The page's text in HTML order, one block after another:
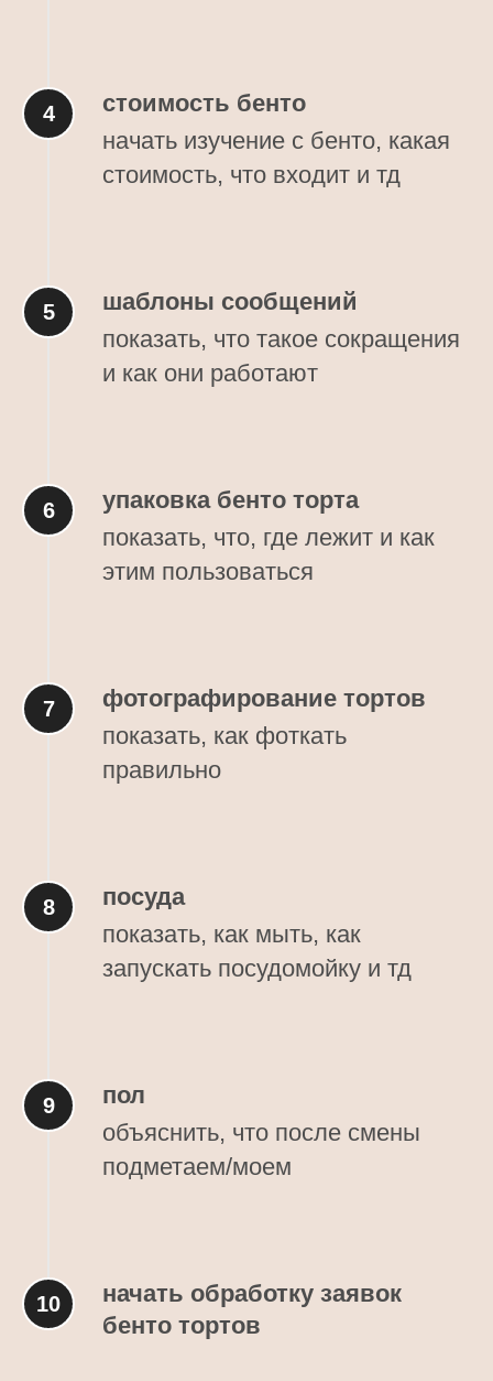
стоимость бенто
начать изучение с бенто, какая
стоимость, что входит и тд
шаблоны сообщений
показать, что такое сокращения
и как они работают
упаковка бенто торта
показать, что, где лежит и как
этим пользоваться
фотографирование тортов
показать, как фоткать
правильно
посуда
показать, как мыть, как
запускать посудомойку и тд
пол
объяснить, что после смены
подметаем/моем
начать обработку заявок
бенто тортов